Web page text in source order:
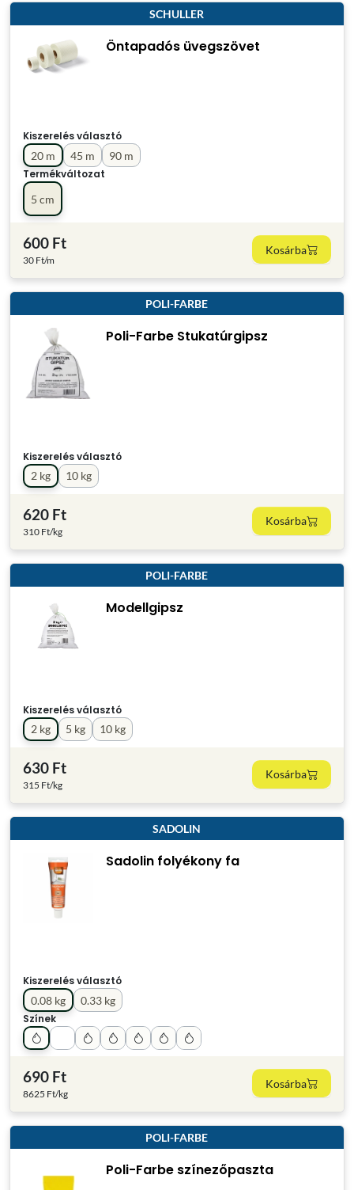
SCHULLER
Öntapadós üvegszövet
Kiszerelés választó
20 m
45 m
90 m
Termékváltozat
5 cm
600 Ft
30 Ft/m
Kosárba
POLI-FARBE
Poli-Farbe Stukatúrgipsz
Kiszerelés választó
2 kg
10 kg
620 Ft
310 Ft/kg
Kosárba
POLI-FARBE
Modellgipsz
Kiszerelés választó
2 kg
5 kg 10 kg
630 Ft
315 Ft/kg
Kosárba
SADOLIN
Sadolin folyékony fa
Kiszerelés választó
0.08 kg
0.33 kg
Színek
690 Ft
8625 Ft/kg
Kosárba
POLI-FARBE
Poli-Farbe színezőpaszta